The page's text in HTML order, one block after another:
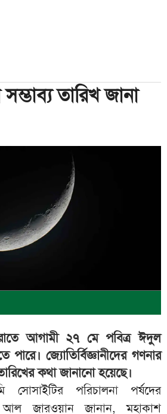
তারিখ জানা
আগামী ২৭ মে পবিত্র ঈদুল
জ্যোতির্বিজ্ঞানীদের গণনার
কথা জানানো হয়েছে।
সোসাইটির পরিচালনা পর্ষদের
আল জারওয়ান জানান, মহাকাশ